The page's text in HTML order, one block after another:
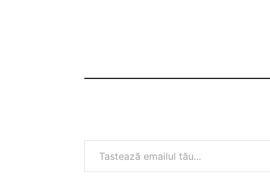
Tastează emailul tău...